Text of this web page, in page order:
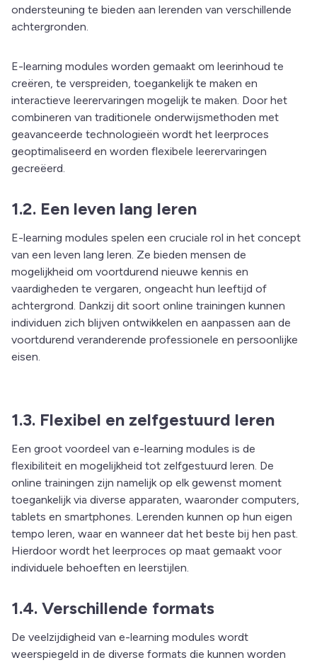
ondersteuning te bieden aan lerenden van verschillende
achtergronden.
E-learning modules worden gemaakt om leerinhoud te
creëren, te verspreiden, toegankelijk te maken en
interactieve leerervaringen mogelijk te maken. Door het
combineren van traditionele onderwijsmethoden met
geavanceerde technologieën wordt het leerproces
geoptimaliseerd en worden flexibele leerervaringen
gecreëerd.
1.2. Een leven lang leren
E-learning modules spelen een cruciale rol in het concept
van een leven lang leren. Ze bieden mensen de
mogelijkheid om voortdurend nieuwe kennis en
vaardigheden te vergaren, ongeacht hun leeftijd of
achtergrond. Dankzij dit soort online trainingen kunnen
individuen zich blijven ontwikkelen en aanpassen aan de
voortdurend veranderende professionele en persoonlijke
eisen.
1.3. Flexibel en zelfgestuurd leren
Een groot voordeel van e-learning modules is de
flexibiliteit en mogelijkheid tot zelfgestuurd leren. De
online trainingen zijn namelijk op elk gewenst moment
toegankelijk via diverse apparaten, waaronder computers,
tablets en smartphones. Lerenden kunnen op hun eigen
tempo leren, waar en wanneer dat het beste bij hen past.
Hierdoor wordt het leerproces op maat gemaakt voor
individuele behoeften en leerstijlen.
1.4. Verschillende formats
De veelzijdigheid van e-learning modules wordt
weerspiegeld in de diverse formats die kunnen worden